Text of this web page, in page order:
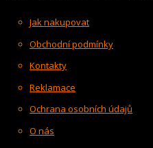
Jak nakupovat
Obchodní podmínky
Kontakty
Reklamace
Ochrana osobních údajů
O nás